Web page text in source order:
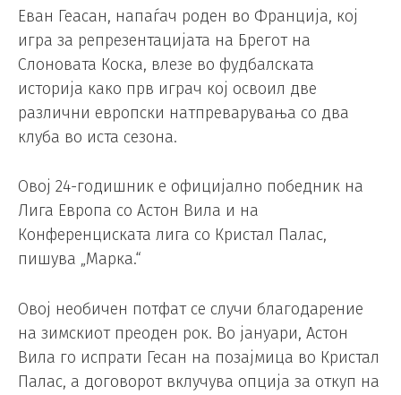
Еван Геасан, напаѓач роден во Франција, кој
игра за репрезентацијата на Брегот на
Слоновата Коска, влезе во фудбалската
историја како прв играч кој освоил две
различни европски натпреварувања со два
клуба во иста сезона.
Овој 24-годишник е официјално победник на
Лига Европа со Астон Вила и на
Конференциската лига со Кристал Палас,
пишува „Марка.“
Овој необичен потфат се случи благодарение
на зимскиот преоден рок. Во јануари, Астон
Вила го испрати Гесан на позајмица во Кристал
Палас, а договорот вклучува опција за откуп на